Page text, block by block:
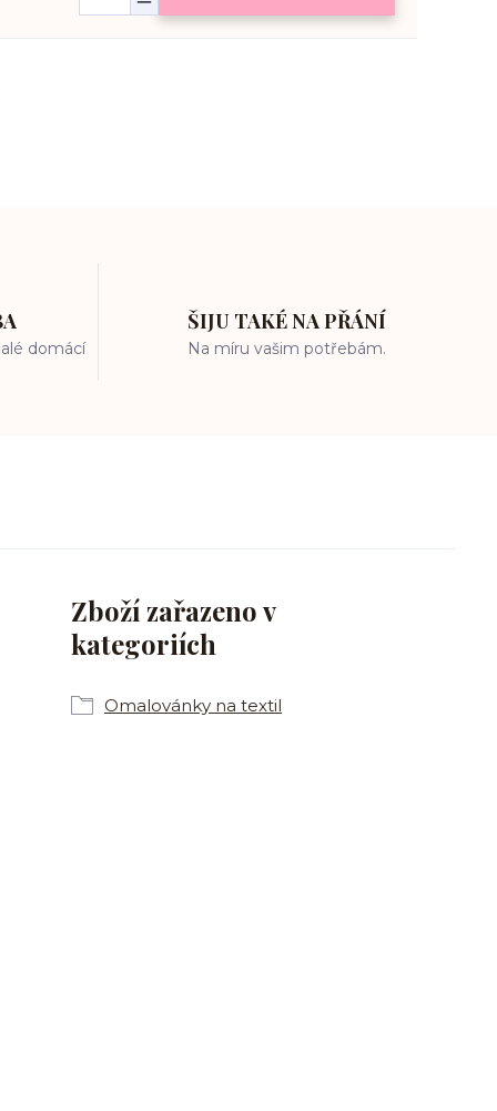
domácí
ŠIJU TAKÉ NA PŘÁNÍ
Na míru vašim potřebám.
Zboží zařazeno v
kategoriích
Omalovánky na textil